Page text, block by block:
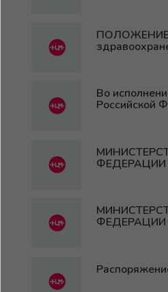
ПОЛОЖЕНИЕ
Во
Российской
ФЕДЕРАЦИИ
ФЕДЕРАЦИИ